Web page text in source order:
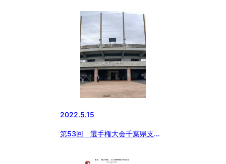
2022.5.15
第53回 選手権大会千葉県支部